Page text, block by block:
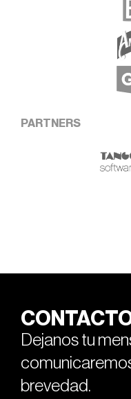
PARTNERS
Dejanos tu
brevedad.